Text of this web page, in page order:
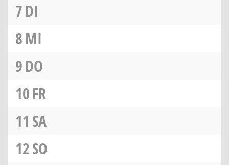
7DI
8MI
9DO
10FR
11 SA
12SO